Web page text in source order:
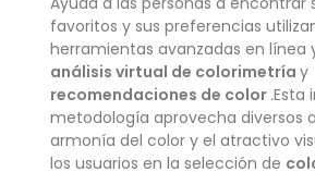
favoritos y sus preferencias
herramientas avanzadas en línea
análisis virtual de colorimetría y
recomendaciones de color .Esta
metodología aprovecha diversos
armonía del color y el atractivo
los usuarios en la selección de